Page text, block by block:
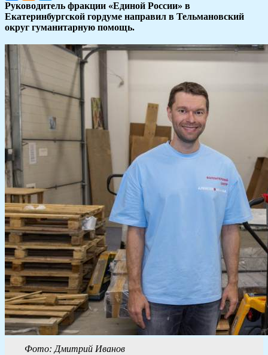
Руководитель фракции «Единой России» в
Екатеринбургской гордуме направил в Тельмановский
округ гуманитарную помощь.
Фото: Дмитрий Иванов